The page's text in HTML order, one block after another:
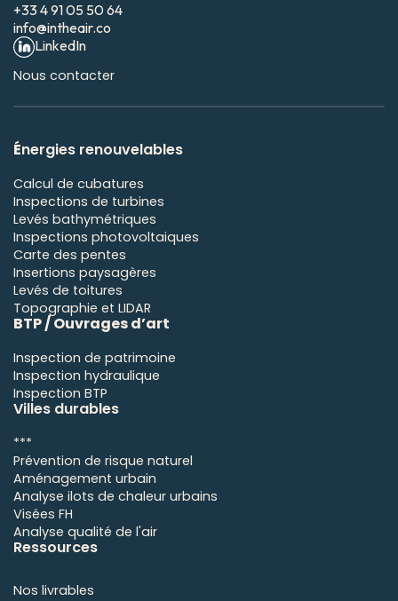
+33 4 91 05 50 64
info@intheair.co
LinkedIn
Nous contacter
Énergies renouvelables
Calcul de cubatures
Inspections de turbines
Levés bathymétriques
Inspections photovoltaiques
Carte des pentes
Insertions paysagères
Levés de toitures
Topographie et LIDAR
BTP / Ouvrages d’art
Inspection de patrimoine
Inspection hydraulique
Inspection BTP
Villes durables
***
Prévention de risque naturel
Aménagement urbain
Analyse ilots de chaleur urbains
Visées FH
Analyse qualité de l'air
Ressources
Nos livrables